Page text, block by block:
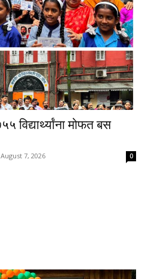
विद्यार्थ्यांना मोफत बस
August 7, 2026 0